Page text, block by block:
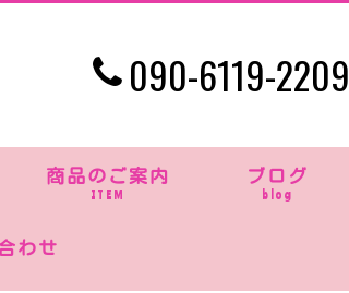
090-6119-2209
商品のご案内
ITEM
ブログ
blog
わせ